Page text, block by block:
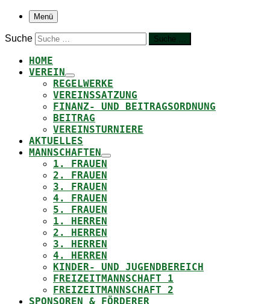
Menü
Suche Suche …
HOME
VEREIN
REGELWERKE
VEREINSSATZUNG
FINANZ- UND BEITRAGSORDNUNG
BEITRAG
VEREINSTURNIERE
AKTUELLES
MANNSCHAFTEN
1. FRAUEN
2. FRAUEN
3. FRAUEN
4. FRAUEN
5. FRAUEN
1. HERREN
2. HERREN
3. HERREN
4. HERREN
KINDER- UND JUGENDBEREICH
FREIZEITMANNSCHAFT 1
FREIZEITMANNSCHAFT 2
SPONSOREN & FÖRDERER